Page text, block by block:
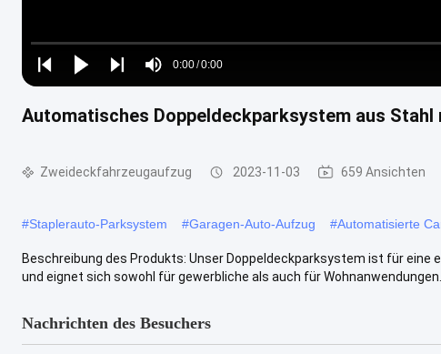
Play
Play
Play
Mute
Time
0:00/0:00
Loaded:
0%
Automatisches Doppeldeckparksystem aus
Zweideckfahrzeugaufzug 2023-11-03 659 Ansichten
#Staplerauto-Parksystem #Garagen-Auto-Aufzug #Automatisierte
Beschreibung des Produkts: Unser Doppeldeckparksystem ist für eine
und eignet sich sowohl für gewerbliche als auch für
Nachrichten des Besuchers